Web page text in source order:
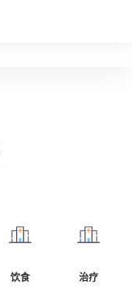
饮食 治疗